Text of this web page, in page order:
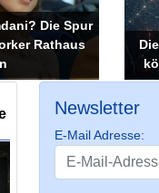
Die Spur
Rathaus
Newsletter
E-Mail Adresse: